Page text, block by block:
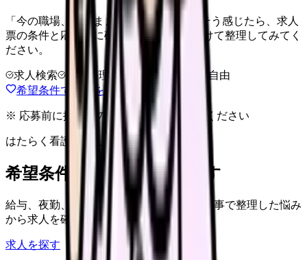
「今の職場、このままでいいのかな...」そう感じたら、求人
票の条件と応募前に確認したい不安を分けて整理してみてく
ださい。
求人検索 条件整理 相談だけOK
退会自由
希望条件で求人を探す
※ 応募前に掲載元の最新情報を確認してください
はたらく看護師さん 求人
希望条件で看護師求人を探す
給与、夜勤、休み、ブランクなど、この記事で整理した悩み
から求人を確認できます。
求人を探す